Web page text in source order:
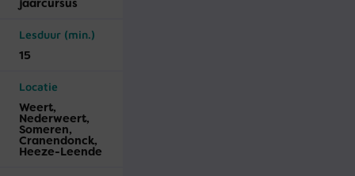
jaar­cursus
Lesduur (min.)
15
Locatie
Weert,
Nederweert,
Someren,
Cranendonck,
Heeze-Leende